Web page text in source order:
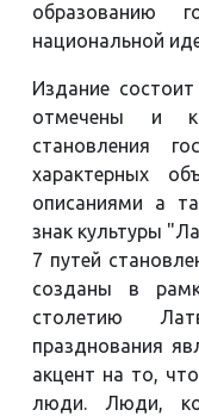
образованию
национальной
Издание
отмечены и
становления
характерных
описаниями а
знак культуры
7 путей
созданы в
столетию
празднования
акцент на то,
люди. Люди,